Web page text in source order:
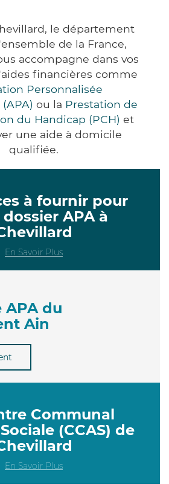
le département
de la France,
accompagne dans vos
financières comme
Personnalisée
ou la Prestation de
du Handicap (PCH) et
une aide à domicile
qualifiée.
à fournir pour
APA à
En Savoir Plus
APA du
Ain
Communal
(CCAS) de
En Savoir Plus